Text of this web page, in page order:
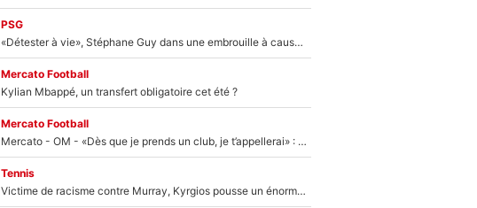
PSG
«Détester à vie», Stéphane Guy dans une embrouille à cause du PSG !
Mercato Football
Kylian Mbappé, un transfert obligatoire cet été ?
Mercato Football
Mercato - OM - «Dès que je prends un club, je t’appellerai» : La promesse de Marcelino au moment de claquer la porte
Tennis
Victime de racisme contre Murray, Kyrgios pousse un énorme coup de gueule !